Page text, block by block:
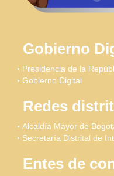
Gobierno
Presidencia de la
Gobierno Digital
Redes
Alcaldía Mayor de
Secretaría Distrital de
Entes de